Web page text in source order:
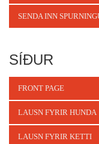
SENDA INN
SÍÐUR
FRONT PAGE
LAUSN FYRIR HUNDA
LAUSN FYRIR KETTI